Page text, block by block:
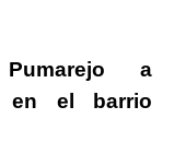
a
en el barrio